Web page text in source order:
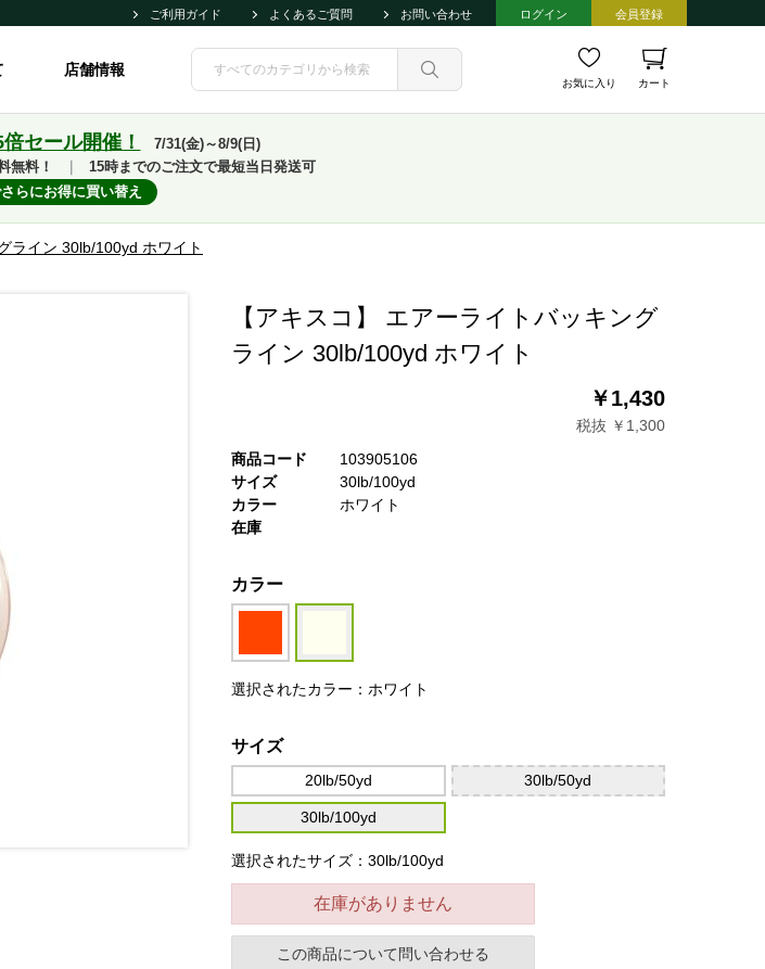
ご利用ガイド よくあるご質問 お問い合わせ ログイン 会員登録
店舗情報
お気に入り カート
セール開催！
7/31(金)～8/9(日)
無料！
15時までのご注文で最短当日発送可
らにお得に買い替え
ライン 30lb/100yd ホワイト
【アキスコ】 エアーライトバッキング
ライン 30lb/100yd ホワイト
￥1,430
税抜 ￥1,300
商品コード
103905106
サイズ
30lb/100yd
カラー
ホワイト
在庫
カラー
選択されたカラー：ホワイト
サイズ
20lb/50yd 30lb/50yd
30lb/100yd
選択されたサイズ：30lb/100yd
在庫がありません
この商品について問い合わせる